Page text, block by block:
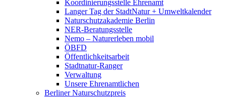
Koordinierungsstelle Ehrenamt
Langer Tag der StadtNatur + Umweltkalender
Naturschutzakademie Berlin
NER-Beratungsstelle
Nemo – Naturerleben mobil
ÖBFD
Öffentlichkeitsarbeit
Stadtnatur-Ranger
Verwaltung
Unsere Ehrenamtlichen
Berliner Naturschutzpreis